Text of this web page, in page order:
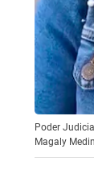
Poder
Magaly